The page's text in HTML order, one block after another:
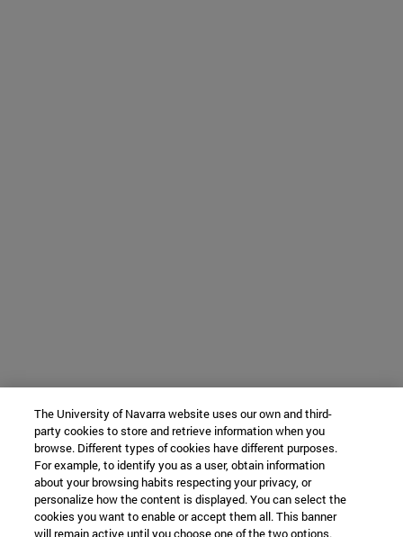
The University of Navarra website uses our own and third-
party cookies to store and retrieve information when you
browse. Different types of cookies have different purposes.
For example, to identify you as a user, obtain information
about your browsing habits respecting your privacy, or
personalize how the content is displayed. You can select the
cookies you want to enable or accept them all. This banner
will remain active until you choose one of the two options.